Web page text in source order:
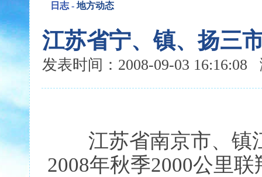
日志 - 地方动态
江苏省宁、镇、扬三
发表时间：2008-09-03
江苏省南京市、镇
2008年秋季2000公里